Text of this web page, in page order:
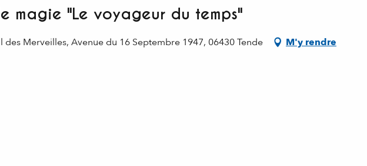
magie "Le voyageur du temps"
Merveilles, Avenue du 16 Septembre 1947, 06430 Tende M'y rendre